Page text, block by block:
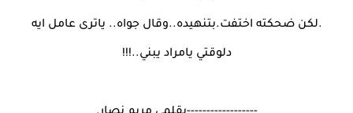
.لكن ضحكته اختفت.بتنهيده..وقال جواه.. ياترى عامل ايه
دلوقتي يامراد يبني..!!!